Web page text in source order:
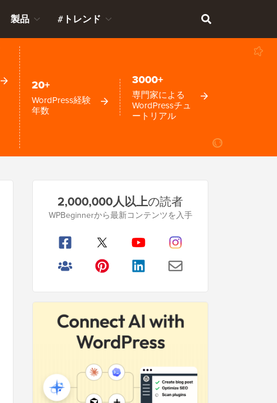
製品 #トレンド
20+
WordPress経験
年数
3000+
専門家による
WordPressチュ
ートリアル
サ
ー
2,000,000人以上の読者
WPBeginnerから最新コンテンツを入手